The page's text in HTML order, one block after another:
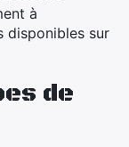
à
disponibles sur
de